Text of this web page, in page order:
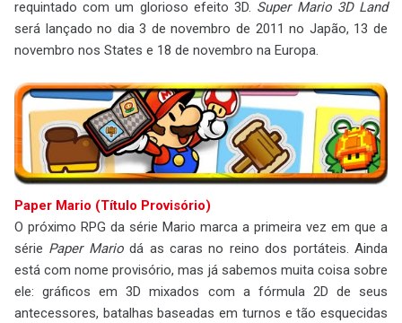
requintado com um glorioso efeito 3D. Super Mario 3D Land
será lançado no dia 3 de novembro de 2011 no Japão, 13 de
novembro nos States e 18 de novembro na Europa.
Paper Mario (Título Provisório)
O próximo RPG da série Mario marca a primeira vez em que a
série Paper Mariodá as caras no reino dos portáteis. Ainda
está com nome provisório, mas já sabemos muita coisa sobre
ele: gráficos em 3D mixados com a fórmula 2D de seus
antecessores, batalhas baseadas em turnos e tão esquecidas